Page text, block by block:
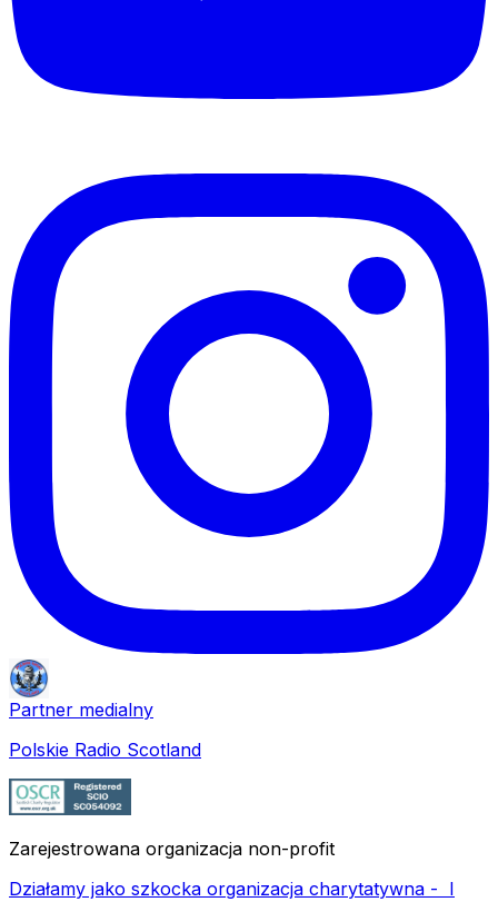
Partner medialny
Polskie Radio Scotland
Zarejestrowana organizacja non-profit
Działamy jako szkocka organizacja charytatywna - I